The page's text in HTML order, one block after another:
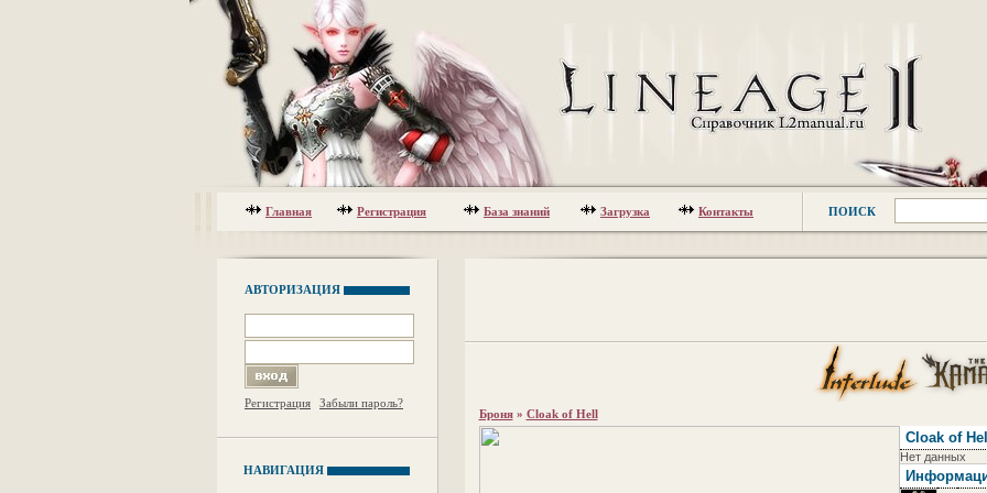
Главная Регистрация База знаний Загрузка Контакты ПОИСК
АВТОРИЗАЦИЯ
Регистрация Забыли пароль?
НАВИГАЦИЯ
Броня» Cloak of Hell
Cloak of
Нет данных